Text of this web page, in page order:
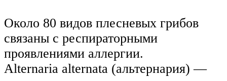
Около 80 видов плесневых грибов
связаны с респираторными
проявлениями аллергии.
Alternaria alternata (альтернария) —